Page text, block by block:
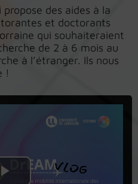
des aides à la
et doctorants
qui souhaiteraient
de 2 à 6 mois au
à l’étranger. Ils nous
!